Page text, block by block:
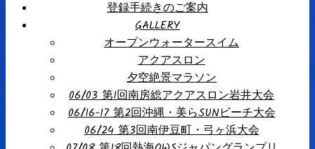
登録手続きのご案内
GALLERY
オープンウォータースイム
アクアスロン
夕空絶景マラソン
06/03 第1回南房総アクアスロン岩井大会
06/16-17 第2回沖縄・美らSUNビーチ大会
06/24 第3回南伊豆町・弓ヶ浜大会